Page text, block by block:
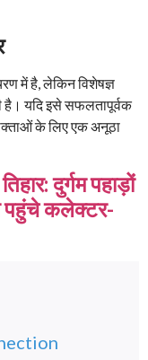
में है, लेकिन विशेषज्ञ
है। यदि इसे सफलतापूर्वक
के लिए एक अनूठा
दुर्गम पहाड़ों
पहुंचे कलेक्टर-